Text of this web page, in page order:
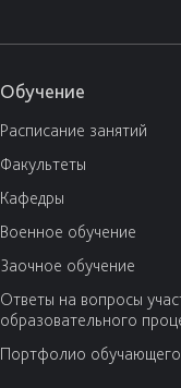
Обучение
Расписание занятий
Факультеты
Кафедры
Военное обучение
Заочное обучение
Ответы на вопросы
образовательного
Портфолио